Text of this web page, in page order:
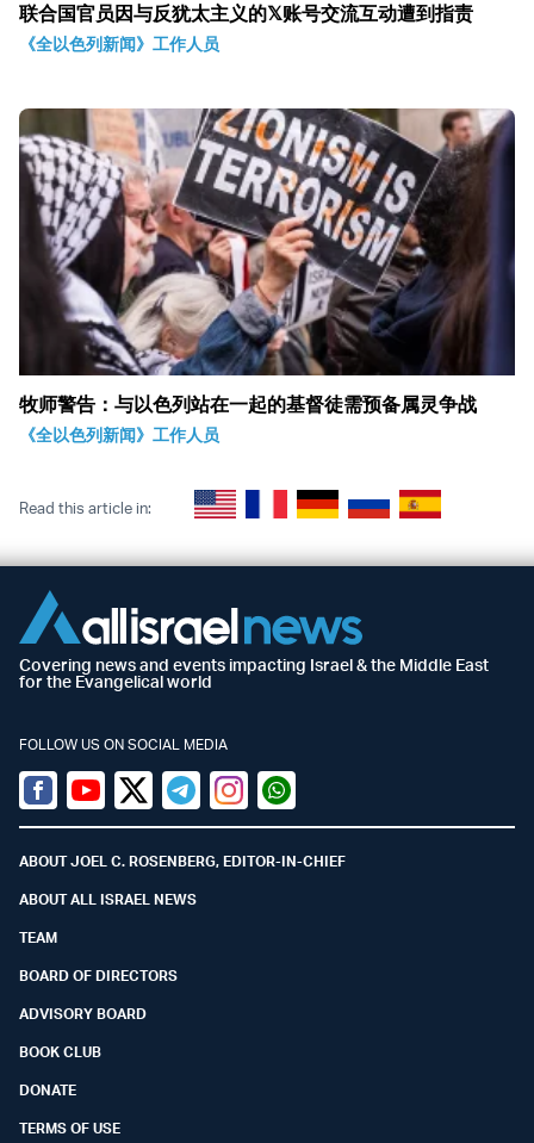
联合国官员因与反犹太主义的𝕏账号交流互动遭到指责
《全以色列新闻》工作人员
牧师警告：与以色列站在一起的基督徒需预备属灵争战
《全以色列新闻》工作人员
Read this article in:
Covering news and events impacting Israel & the Middle East
for the Evangelical world
FOLLOW US ON SOCIAL MEDIA
Facebook
YoutubeTwitter (X)
TelegramInstagramWhatsapp
ABOUT JOEL C. ROSENBERG, EDITOR-IN-CHIEF
ABOUT ALL ISRAEL NEWS
TEAM
BOARD OF DIRECTORS
ADVISORY BOARD
BOOK CLUB
DONATE
TERMS OF USE